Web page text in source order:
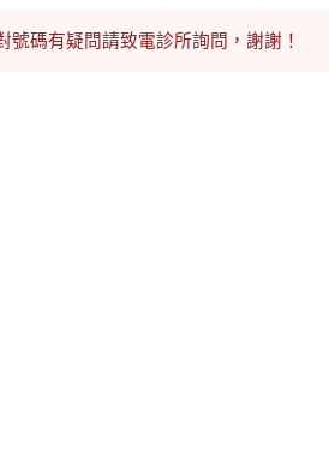
碼有疑問請致電診所詢問，謝謝！